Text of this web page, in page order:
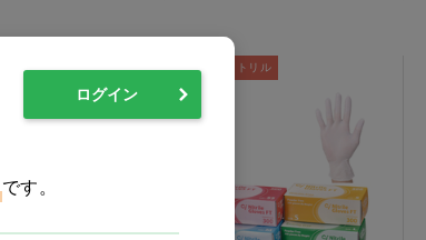
ニトリル
ログイン
です。